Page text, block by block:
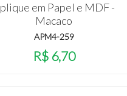
em Papel e MDF -
Macaco
APM4-259
R$ 6,70